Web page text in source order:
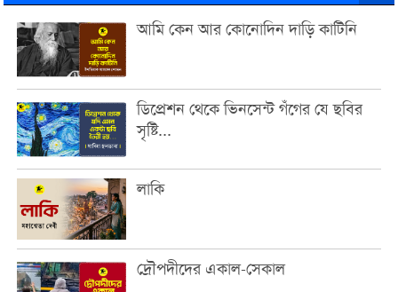
আমি কেন আর কোনোদিন দাড়ি কাটিনি
ডিপ্রেশন থেকে ভিনসেন্ট গঁগের যে ছবির
সৃষ্টি...
লাকি
দ্রৌপদীদের একাল-সেকাল